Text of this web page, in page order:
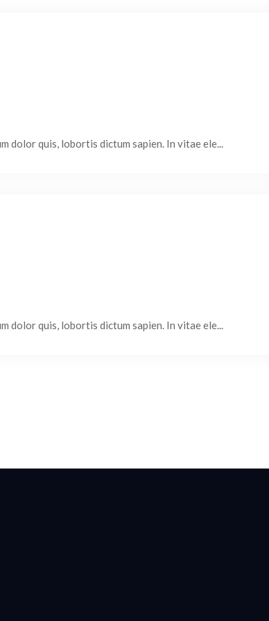
quis, lobortis dictum sapien. In vitae ele...
quis, lobortis dictum sapien. In vitae ele...